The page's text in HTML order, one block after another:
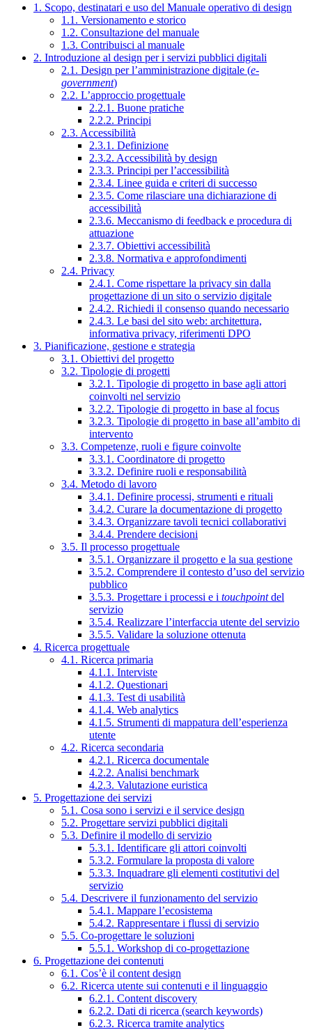
1. Scopo, destinatari e uso del Manuale operativo di design
1.1. Versionamento e storico
1.2. Consultazione del manuale
1.3. Contribuisci al manuale
2. Introduzione al design per i servizi pubblici digitali
2.1. Design per l’amministrazione digitale (e-
government)
2.2. L’approccio progettuale
2.2.1. Buone pratiche
2.2.2. Principi
2.3. Accessibilità
2.3.1. Definizione
2.3.2. Accessibilità by design
2.3.3. Principi per l’accessibilità
2.3.4. Linee guida e criteri di successo
2.3.5. Come rilasciare una dichiarazione di
accessibilità
2.3.6. Meccanismo di feedback e procedura di
attuazione
2.3.7. Obiettivi accessibilità
2.3.8. Normativa e approfondimenti
2.4. Privacy
2.4.1. Come rispettare la privacy sin dalla
progettazione di un sito o servizio digitale
2.4.2. Richiedi il consenso quando necessario
2.4.3. Le basi del sito web: architettura,
informativa privacy, riferimenti DPO
3. Pianificazione, gestione e strategia
3.1. Obiettivi del progetto
3.2. Tipologie di progetti
3.2.1. Tipologie di progetto in base agli attori
coinvolti nel servizio
3.2.2. Tipologie di progetto in base al focus
3.2.3. Tipologie di progetto in base all’ambito di
intervento
3.3. Competenze, ruoli e figure coinvolte
3.3.1. Coordinatore di progetto
3.3.2. Definire ruoli e responsabilità
3.4. Metodo di lavoro
3.4.1. Definire processi, strumenti e rituali
3.4.2. Curare la documentazione di progetto
3.4.3. Organizzare tavoli tecnici collaborativi
3.4.4. Prendere decisioni
3.5. Il processo progettuale
3.5.1. Organizzare il progetto e la sua gestione
3.5.2. Comprendere il contesto d’uso del servizio
pubblico
3.5.3. Progettare i processi e i touchpointdel
servizio
3.5.4. Realizzare l’interfaccia utente del servizio
3.5.5. Validare la soluzione ottenuta
4. Ricerca progettuale
4.1. Ricerca primaria
4.1.1. Interviste
4.1.2. Questionari
4.1.3. Test di usabilità
4.1.4. Web analytics
4.1.5. Strumenti di mappatura dell’esperienza
utente
4.2. Ricerca secondaria
4.2.1. Ricerca documentale
4.2.2. Analisi benchmark
4.2.3. Valutazione euristica
5. Progettazione dei servizi
5.1. Cosa sono i servizi e il service design
5.2. Progettare servizi pubblici digitali
5.3. Definire il modello di servizio
5.3.1. Identificare gli attori coinvolti
5.3.2. Formulare la proposta di valore
5.3.3. Inquadrare gli elementi costitutivi del
servizio
5.4. Descrivere il funzionamento del servizio
5.4.1. Mappare l’ecosistema
5.4.2. Rappresentare i flussi di servizio
5.5. Co-progettare le soluzioni
5.5.1. Workshop di co-progettazione
6. Progettazione dei contenuti
6.1. Cos’è il content design
6.2. Ricerca utente sui contenuti e il linguaggio
6.2.1. Content discovery
6.2.2. Dati di ricerca (search keywords)
6.2.3. Ricerca tramite analytics